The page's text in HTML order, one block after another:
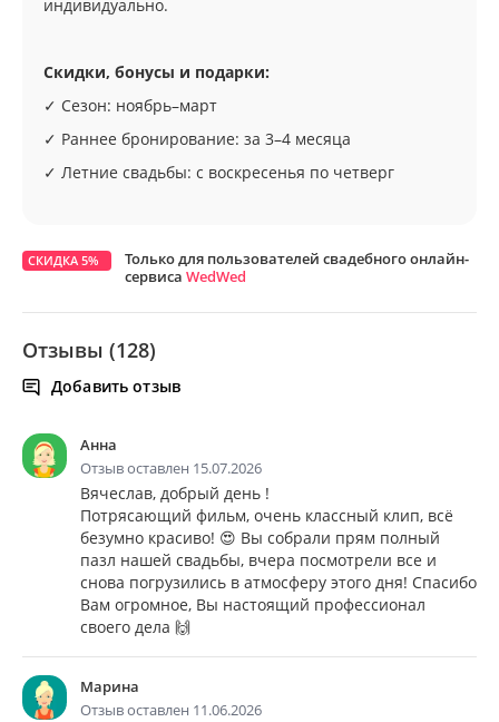
индивидуально.
Скидки, бонусы и подарки:
✓ Сезон: ноябрь–март
✓ Раннее бронирование: за 3–4 месяца
✓ Летние свадьбы: с воскресенья по четверг
СКИДКА 5%
Только для пользователей свадебного онлайн-
сервиса WedWed
Отзывы (128)
Добавить отзыв
Анна
Отзыв оставлен 15.07.2026
Вячеслав, добрый день !
Потрясающий фильм, очень классный клип, всё
безумно красиво! 😍 Вы собрали прям полный
пазл нашей свадьбы, вчера посмотрели все и
снова погрузились в атмосферу этого дня! Спасибо
Вам огромное, Вы настоящий профессионал
своего дела 🙌
Марина
Отзыв оставлен 11.06.2026